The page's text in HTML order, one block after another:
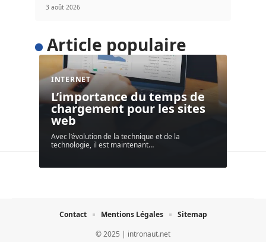
3 août 2026
Article populaire
INTERNET
L’importance du temps de
chargement pour les sites
web
Avec l’évolution de la technique et de la
technologie, il est maintenant…
© 2025 | intronaut.net
Contact Mentions Légales Sitemap